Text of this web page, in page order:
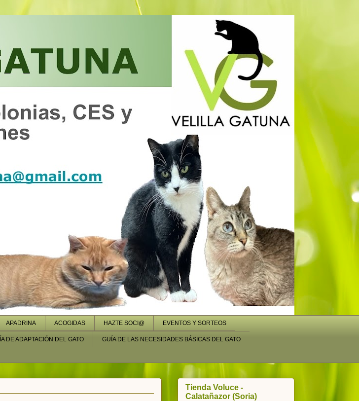
APADRINA ACOGIDAS HAZTE SOCI@ EVENTOS Y SORTEOS
DE ADAPTACIÓN DEL GATO GUÍA DE LAS NECESIDADES BÁSICAS DEL GATO
Tienda Voluce -
Calatañazor (Soria)